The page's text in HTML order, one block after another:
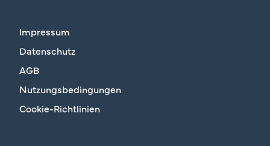
Impressum
Datenschutz
AGB
Nutzungsbedingungen
Cookie-Richtlinien